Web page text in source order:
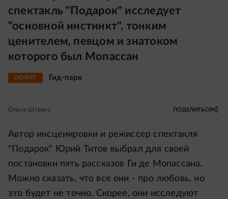
спектакль "Подарок" исследует
"основной инстинкт", тонким
ценителем, певцом и знатоком
которого был Мопассан
СЮЖЕТ Гид-парк
Ольга Штраус ПОДЕЛИТЬСЯ
Автор инсценировки и режиссер спектакля
"Подарок" Юрий Титов выбрал для своей
постановки пять рассказов Ги де Мопассана.
Можно сказать, что все они - про любовь, но
это будет не точно. Скорее, они исследуют